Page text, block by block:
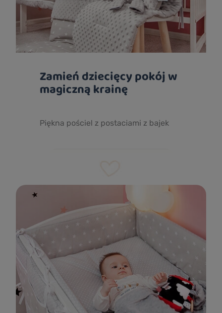
Zamień dziecięcy pokój w
magiczną krainę
Piękna pościel z postaciami z bajek